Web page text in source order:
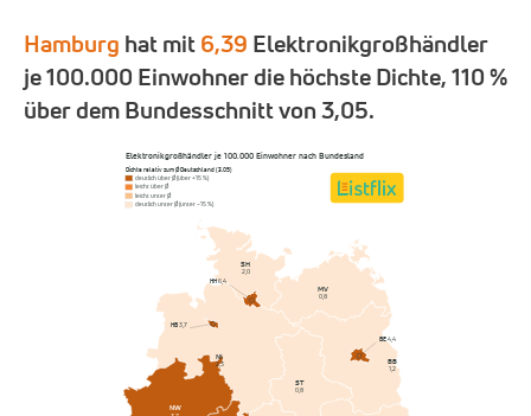
Hamburg hat mit6,39 Elektronikgroßhändler
je 100.000 Einwohner die höchste Dichte, 110 %
über dem Bundesschnitt von 3,05.
Elektronikgroßhändler je 100.000 Einwohner nach Bundesland
Dichte relativ zum Ø Deutschland (3,05)
deutlich über Ø (über +15 %)
leicht über Ø
leicht unter Ø
deutlich unter Ø (unter −15 %)
BB
1,2
MV
0,8
NI
2,3
NW
ST
0,8
SH
2,0
BE4,4
HB3,7
HH6,4